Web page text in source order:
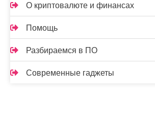
О криптовалюте и финансах
Помощь
Разбираемся в ПО
Современные гаджеты